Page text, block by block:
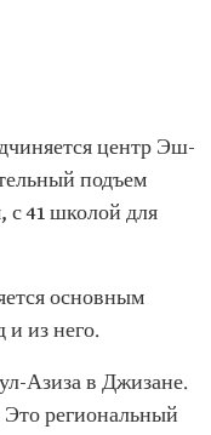
центр Эш-
подъем
с 41 школой для
основным
и из него.
Азиза в Джизане.
региональный